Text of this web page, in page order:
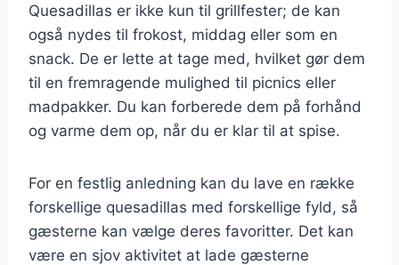
Quesadillas er ikke kun til grillfester; de kan
også nydes til frokost, middag eller som en
snack. De er lette at tage med, hvilket gør dem
til en fremragende mulighed til picnics eller
madpakker. Du kan forberede dem på forhånd
og varme dem op, når du er klar til at spise.
For en festlig anledning kan du lave en række
forskellige quesadillas med forskellige fyld, så
gæsterne kan vælge deres favoritter. Det kan
være en sjov aktivitet at lade gæsterne